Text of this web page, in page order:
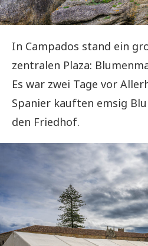
In Campados stand ein
zentralen Plaza:
Es war zwei Tage vor
Spanier kauften emsig
den Friedhof.